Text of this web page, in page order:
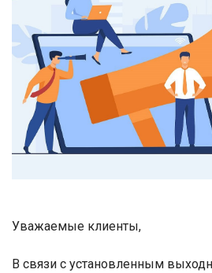
Уважаемые клиенты,
В связи с установленным